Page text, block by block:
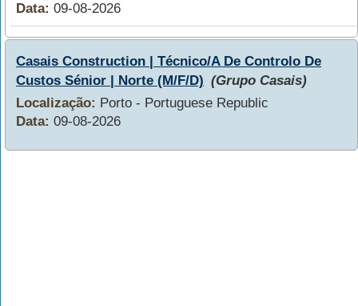
Data: 09-08-2026
Casais Construction | Técnico/A De Controlo De
Custos Sénior | Norte (M/F/D) (Grupo Casais)
Localização: Porto - Portuguese Republic
Data: 09-08-2026